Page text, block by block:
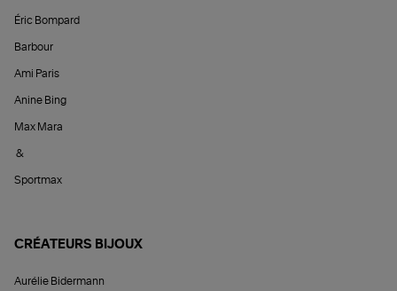
Éric Bompard
Barbour
Ami Paris
Anine Bing
Max Mara
&
Sportmax
CRÉATEURS BIJOUX
Aurélie Bidermann